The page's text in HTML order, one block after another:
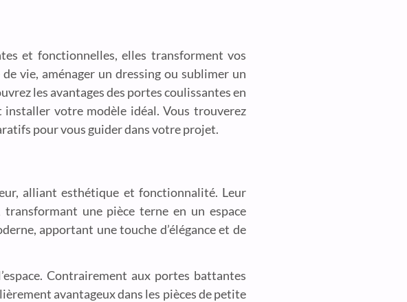
et fonctionnelles, elles transforment vos
vie, aménager un dressing ou sublimer un
les avantages des portes coulissantes en
installer votre modèle idéal. Vous trouverez
pour vous guider dans votre projet.
alliant esthétique et fonctionnalité. Leur
une pièce terne en un espace
apportant une touche d’élégance et de
Contrairement aux portes battantes
avantageux dans les pièces de petite